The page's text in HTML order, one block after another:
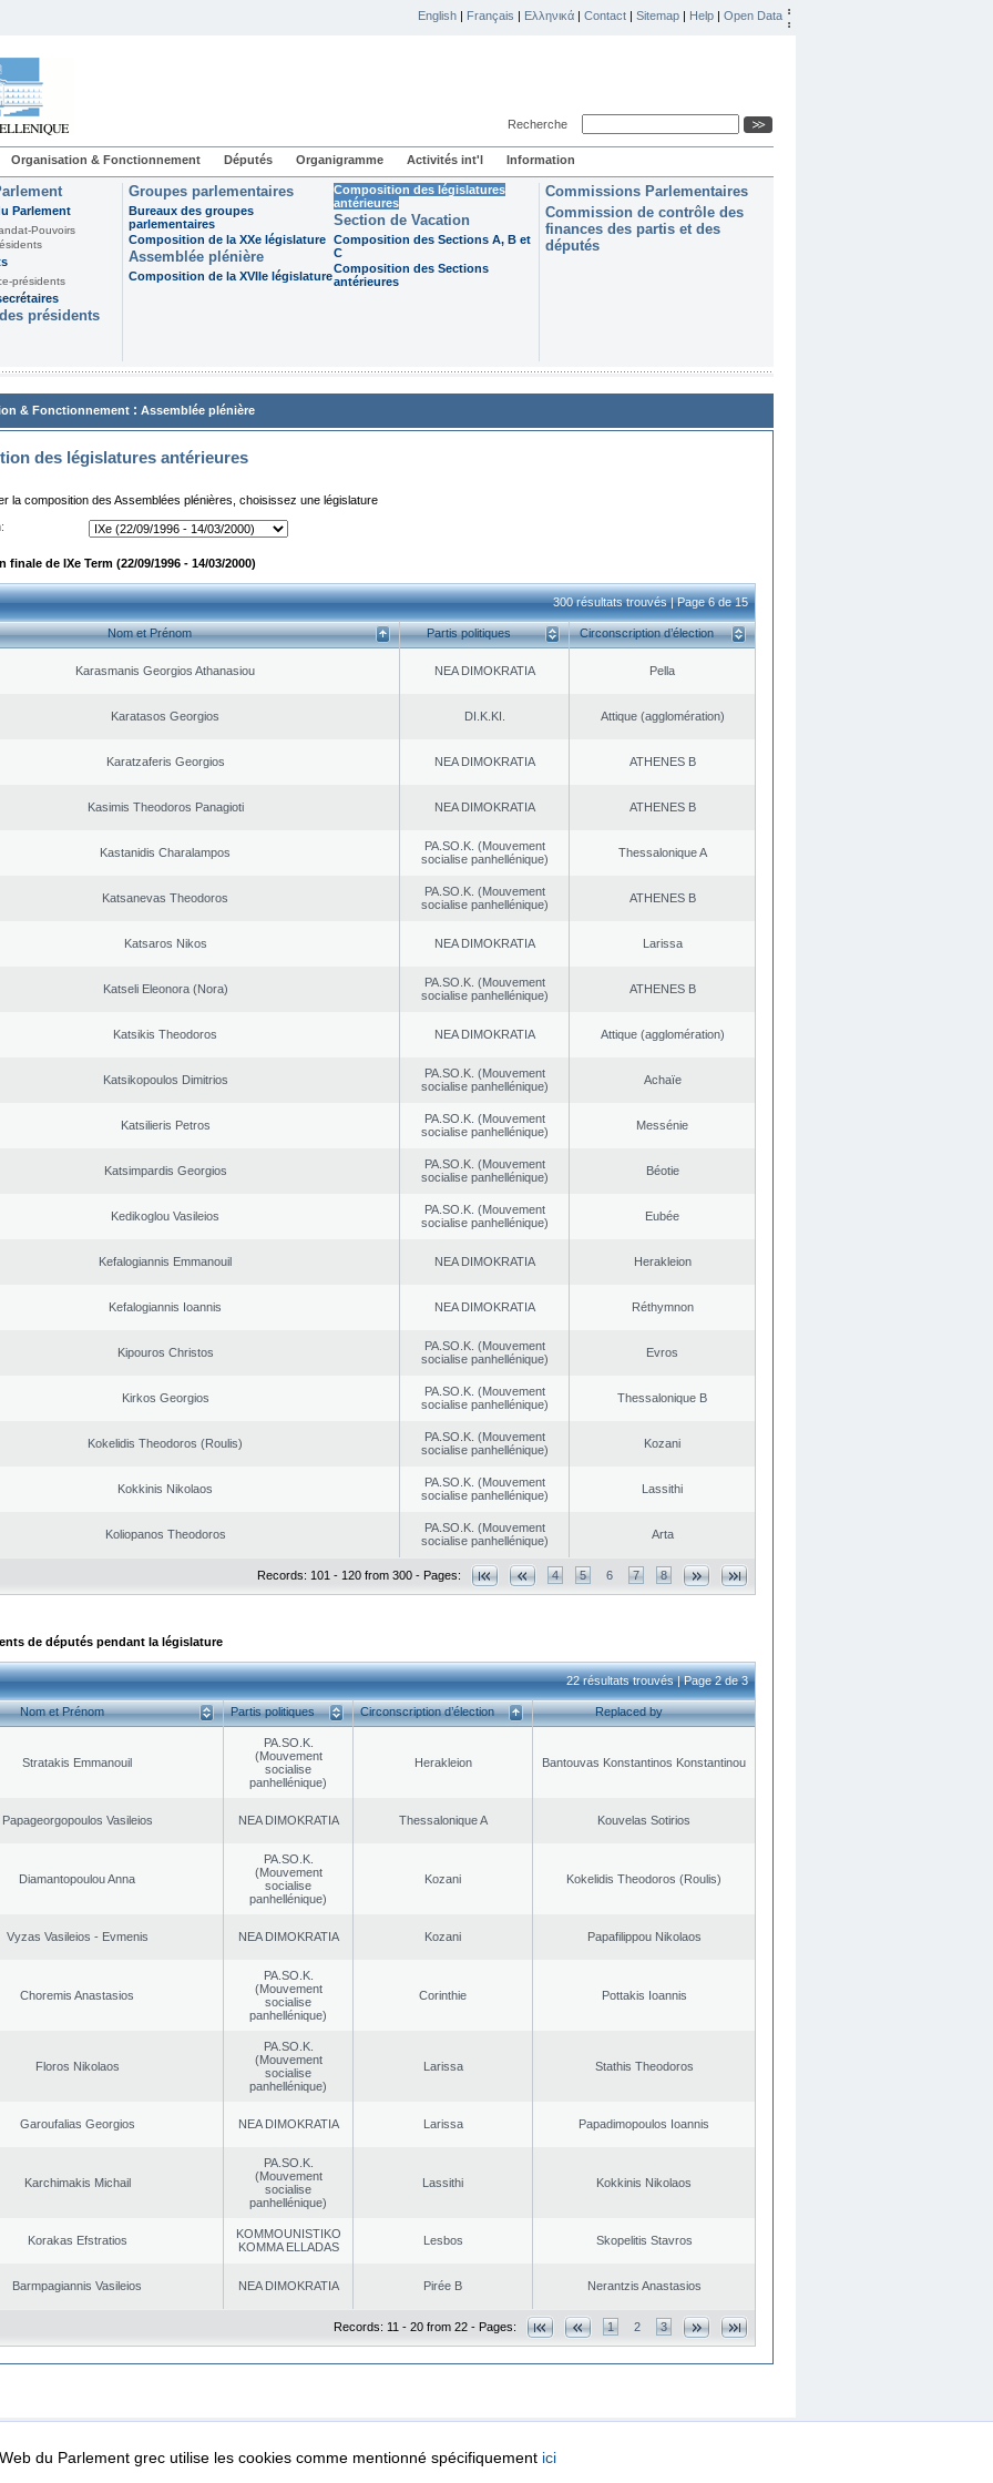
English | Français | Ελληνικά | Contact | Sitemap | Help | Open Data
Recherche
Organisation & Fonctionnement Députés Organigramme Activités int'l Information
Parlement
Pouvoirs
présidents
présidents
Groupes parlementaires
Bureaux des groupes
parlementaires
Composition de la XXe législature
Assemblée plénière
Composition de la XVIIe législature
Composition des législatures
antérieures
Section de Vacation
Composition des Sections A, B et
C
Composition des Sections
antérieures
Commissions Parlementaires
Commission de contrôle des
finances des partis et des
députés
& Fonctionnement : Assemblée plénière
des législatures antérieures
la composition des Assemblées plénières, choisissez une législature
finale de IXe Term (22/09/1996 - 14/03/2000)
300 résultats trouvés | Page 6 de 15
Nom et Prénom Partis politiques Circonscription d’élection
Karasmanis Georgios Athanasiou NEA DΙMOKRATIA Pella
Karatasos Georgios DI.K.KI. Αttique (agglomération)
Karatzaferis Georgios NEA DΙMOKRATIA ATHENES Β
Kasimis Theodoros Panagioti NEA DΙMOKRATIA ATHENES Β
Kastanidis Charalampos
PA.SO.K. (Mouvement
socialise panhellénique)
Thessalonique A
Katsanevas Theodoros
PA.SO.K. (Mouvement
socialise panhellénique)
ATHENES Β
Katsaros Nikos NEA DΙMOKRATIA Larissa
Katseli Eleonora (Nora)
PA.SO.K. (Mouvement
socialise panhellénique)
ATHENES Β
Katsikis Theodoros NEA DΙMOKRATIA Αttique (agglomération)
Katsikopoulos Dimitrios
PA.SO.K. (Mouvement
socialise panhellénique)
Achaïe
Katsilieris Petros
PA.SO.K. (Mouvement
socialise panhellénique)
Messénie
Katsimpardis Georgios
PA.SO.K. (Mouvement
socialise panhellénique)
Béotie
Kedikoglou Vasileios
PA.SO.K. (Mouvement
socialise panhellénique)
Eubée
Kefalogiannis Emmanouil NEA DΙMOKRATIA Herakleion
Kefalogiannis Ioannis NEA DΙMOKRATIA Réthymnon
Kipouros Christos
PA.SO.K. (Mouvement
socialise panhellénique)
Evros
Kirkos Georgios
PA.SO.K. (Mouvement
socialise panhellénique)
Thessalonique B
Kokelidis Theodoros (Roulis)
PA.SO.K. (Mouvement
socialise panhellénique)
Kozani
Kokkinis Nikolaos
PA.SO.K. (Mouvement
socialise panhellénique)
Lassithi
Koliopanos Theodoros
PA.SO.K. (Mouvement
socialise panhellénique)
Arta
Records: 101 - 120 from 300 - Pages: 4 5 6 7 8
de députés pendant la législature
22 résultats trouvés | Page 2 de 3
Nom et Prénom Partis politiques Circonscription d’élection Replaced by
Stratakis Emmanouil
PA.SO.K.
(Mouvement
socialise
panhellénique)
Herakleion Bantouvas Konstantinos Konstantinou
Papageorgopoulos Vasileios NEA DΙMOKRATIA Thessalonique A Kouvelas Sotirios
Diamantopoulou Anna
PA.SO.K.
(Mouvement
socialise
panhellénique)
Kozani Kokelidis Theodoros (Roulis)
Vyzas Vasileios - Evmenis NEA DΙMOKRATIA Kozani Papafilippou Nikolaos
Choremis Anastasios
PA.SO.K.
(Mouvement
socialise
panhellénique)
Corinthie Pottakis Ioannis
Floros Nikolaos
PA.SO.K.
(Mouvement
socialise
panhellénique)
Larissa Stathis Theodoros
Garoufalias Georgios NEA DΙMOKRATIA Larissa Papadimopoulos Ioannis
Karchimakis Michail
PA.SO.K.
(Mouvement
socialise
panhellénique)
Lassithi Kokkinis Nikolaos
Korakas Efstratios
KOMMOUNISTIKO
KOMMA ELLADAS
Lesbos Skopelitis Stavros
Barmpagiannis Vasileios NEA DΙMOKRATIA Pirée B Nerantzis Anastasios
Records: 11 - 20 from 22 - Pages: 1 2 3
Protection Security & Access
du Parlement grec utilise les cookies comme mentionné spécifiquement ici